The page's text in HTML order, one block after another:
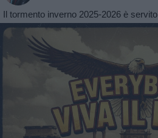
Il tormento inverno 2025-2026 è servito